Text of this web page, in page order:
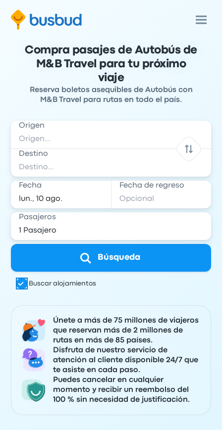
Compra pasajes de Autobús de
M&B Travel para tu próximo
viaje
Reserva boletos asequibles de Autobús con
M&B Travel para rutas en todo el país.
Origen
Destino
Fecha Fecha de regreso
Pasajeros
Búsqueda
Buscar alojamientos
Únete a más de 75 millones de viajeros
que reservan más de 2 millones de
rutas en más de 85 países.
Disfruta de nuestro servicio de
atención al cliente disponible 24/7 que
te asiste en cada paso.
Puedes cancelar en cualquier
momento y recibir un reembolso del
100 % sin necesidad de justificación.